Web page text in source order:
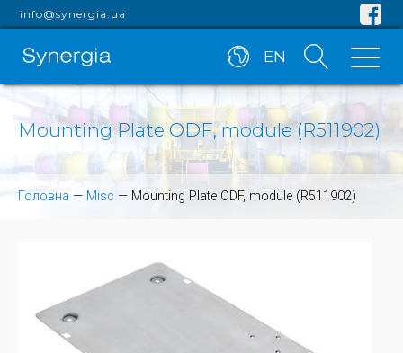
info@synergia.ua
EN
Mounting Plate ODF, module (R511902)
Головна — Misc — Mounting Plate ODF, module (R511902)